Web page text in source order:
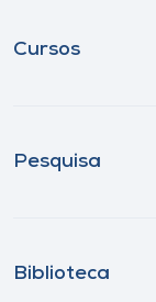
Cursos
Pesquisa
Biblioteca